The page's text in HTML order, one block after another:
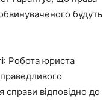
будуть
: Робота юриста
справи відповідно до